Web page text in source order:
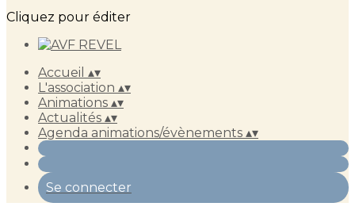
Cliquez pour éditer
Accueil ▴▾
L'association ▴▾
Animations ▴▾
Actualités ▴▾
Agenda animations/évènements ▴▾
Se connecter